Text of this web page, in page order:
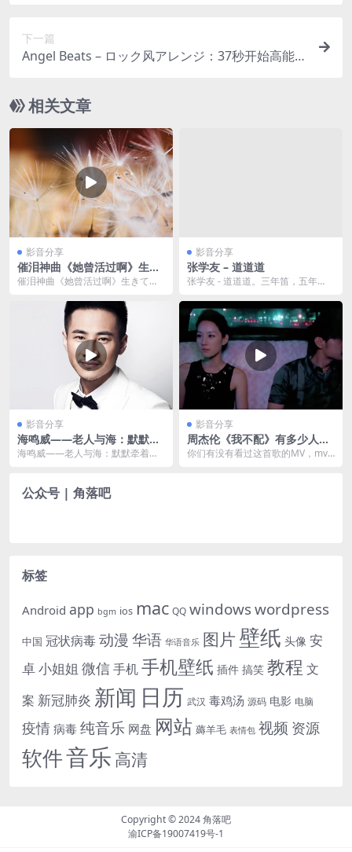
下一篇
Angel Beats – ロック风アレンジ：37秒开始高能
相关文章
影音分享
催泪神曲《她曾活过啊》生き
ていたんだよな
催泪神曲《她曾活过啊》生きてい
歌，无论一个人选择如何...
影音分享
张学友 – 道道道
张学友 - 道道道。三年笛，五年
年筝，一支唢呐吹...
影音分享
海鸣威——老人与海：默默牵
着线
海鸣威——老人与海：默默牵着
影音分享
周杰伦《我不配》有多少人看
懂了这个MV的故事
你们有没有看过这首歌的MV，mv
公众号 | 角落吧
标签
Android app bgm ios mac QQ windowswordpress
中国 冠状病毒动漫 华语 华语音乐 图片 壁纸 头像 安
卓小姐姐 微信手机手机壁纸 插件 搞笑 教程 文
案 新冠肺炎 新闻 日历 武汉 毒鸡汤 源码 电影 电脑
疫情 病毒 纯音乐 网盘 网站 薅羊毛 表情包 视频 资源
软件音乐 高清
Copyright © 2024角落吧
渝ICP备19007419号-1